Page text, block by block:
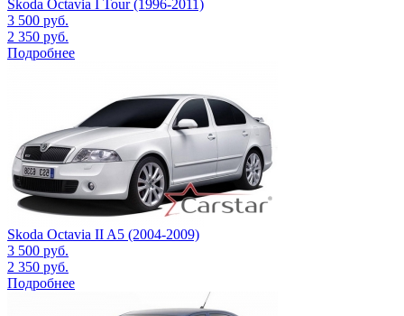
Skoda Octavia I Tour (1996-2011)
3 500 руб.
2 350 руб.
Подробнее
Skoda Octavia II A5 (2004-2009)
3 500 руб.
2 350 руб.
Подробнее